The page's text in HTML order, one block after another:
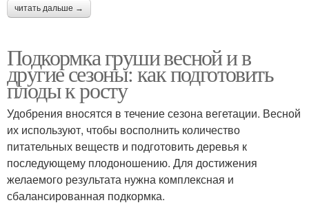
читать дальше →
Подкормка груши весной и в
другие сезоны: как подготовить
плоды к росту
Удобрения вносятся в течение сезона вегетации. Весной
их используют, чтобы восполнить количество
питательных веществ и подготовить деревья к
последующему плодоношению. Для достижения
желаемого результата нужна комплексная и
сбалансированная подкормка.